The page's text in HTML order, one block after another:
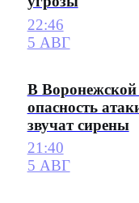
22:46
5 АВГ
В Воронежской
опасность
звучат сирены
21:40
5 АВГ